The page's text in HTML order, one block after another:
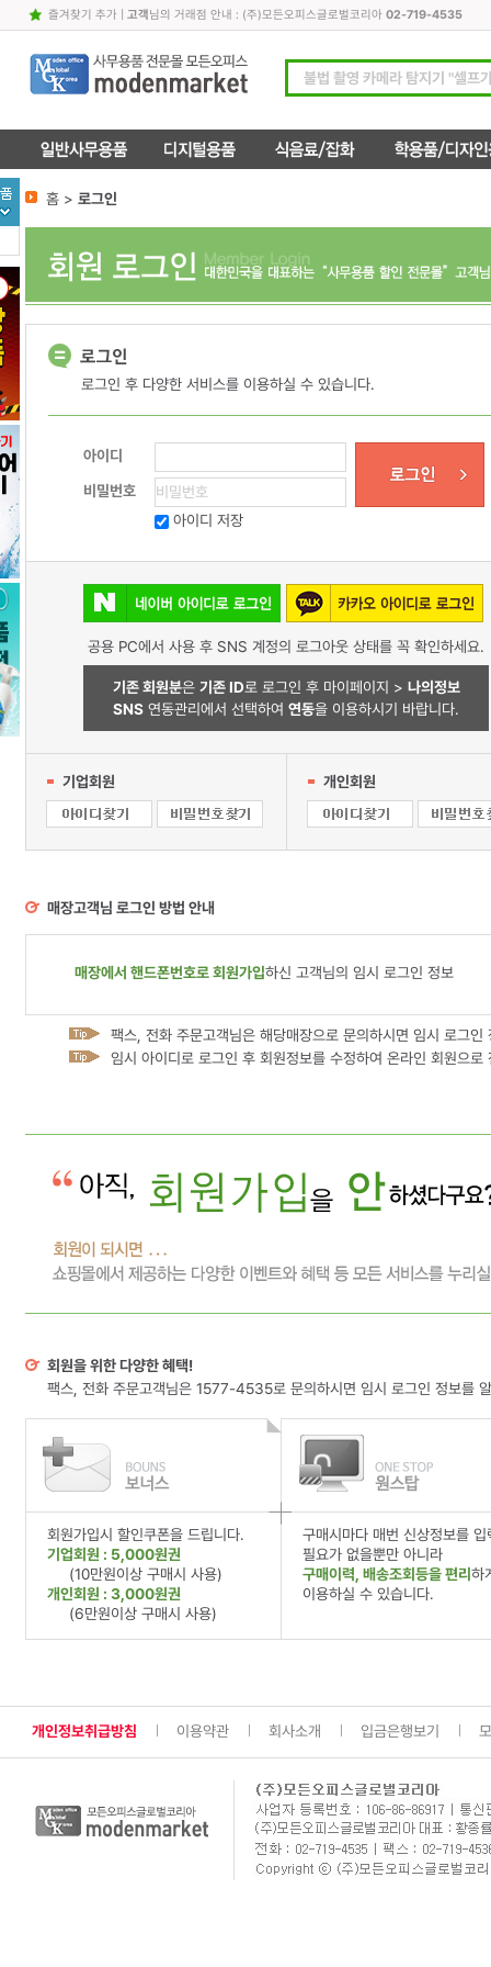
즐겨찾기 추가| 고객님의 거래점 안내 : (주)모든오피스글로벌코리아 02-719-4535
홈 > 로그인
로그인 후 다양한 서비스를 이용하실 수 있습니다.
아이디
비밀번호
아이디 저장
공용 PC에서 사용 후 SNS 계정의 로그아웃 상태를 꼭 확인하세요.
기존 회원분은 기존 ID로 로그인 후 마이페이지 > 나의정보
SNS 연동관리에서 선택하여 연동을 이용하시기 바랍니다.
기업회원 개인회원
매장고객님 로그인 방법 안내
매장에서 핸드폰번호로 회원가입하신 고객님의 임시 로그인 정보
팩스, 전화 주문고객님은 해당매장으로 문의하시면 임시 로그인
임시 아이디로 로그인 후 회원정보를 수정하여 온라인 회원으
회원을 위한 다양한 혜택!
팩스, 전화 주문고객님은 1577-4535로 문의하시면 임시 로그인 정보를
회원가입시 할인쿠폰을 드립니다.
기업회원 : 5,000원권
(10만원이상 구매시 사용)
개인회원 : 3,000원권
(6만원이상 구매시 사용)
구매시마다 매번 신상정보를 입
필요가 없을뿐만 아니라
구매이력, 배송조회등을 편리하
이용하실 수 있습니다.
개인정보취급방침 이용약관 회사소개 입금은행보기